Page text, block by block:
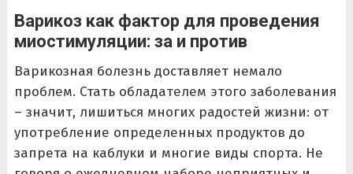
Варикоз как фактор для проведения
миостимуляции: за и против
Варикозная болезнь доставляет немало
проблем. Стать обладателем этого заболевания
– значит, лишиться многих радостей жизни: от
употребление определенных продуктов до
запрета на каблуки и многие виды спорта. Не